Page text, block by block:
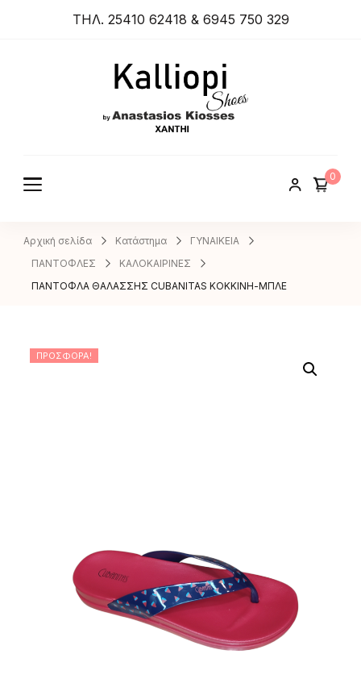
ΤΗΛ. 25410 62418 & 6945 750 329
KIOSSES
0
Αρχική σελίδα Κατάστημα
ΓΥΝΑΙΚΕΙΑ
ΠΑΝΤΟΦΛΕΣ
ΚΑΛΟΚΑΙΡΙΝΕΣ
ΠΑΝΤΟΦΛΑ ΘΑΛΑΣΣΗΣ CUBANITAS ΚΟΚΚΙΝΗ-ΜΠΛΕ
ΠΡΟΣΦΟΡΆ!